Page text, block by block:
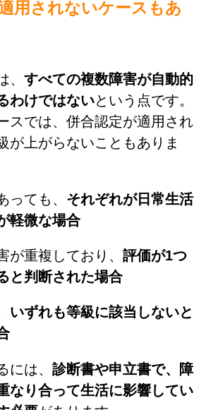
用されないケースもあ
すべての複数障害が自動的
わけではないという点です。
スでは、併合認定が適用され
が上がらないこともありま
っても、 それぞれが日常生活
軽微な場合
が重複しており、 評価が1つ
と判断された場合
いずれも等級に該当しないと
には、 診断書や申立書で、障
なり合って生活に影響してい